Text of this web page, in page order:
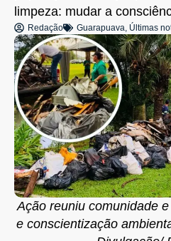
limpeza: mudar a
Redação Guarapuava, Últimas
Ação reuniu comunidade
e conscientização